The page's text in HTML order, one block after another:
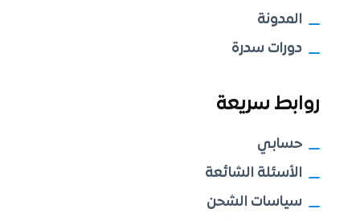
المدونة
دورات سدرة
روابط سريعة
حسابي
الأسئلة الشائعة
سياسات الشحن